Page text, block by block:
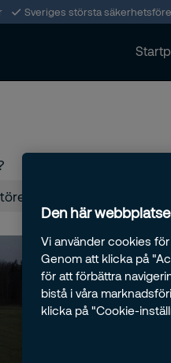
Sveriges största
Den här
Vi använder cookies
Genom att klicka på
för att förbättra
bistå i våra
klicka på "Cookie-